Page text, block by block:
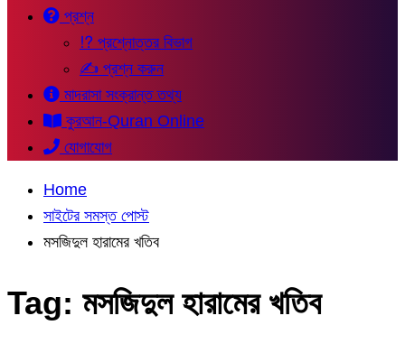
প্রশ্ন
⁉ প্রশ্নোত্তর বিভাগ
✍ প্রশ্ন করুন
মাদরাসা সংক্রান্ত তথ্য
কুরআন-Quran Online
যোগাযোগ
Home
সাইটের সমস্ত পোস্ট
মসজিদুল হারামের খতিব
Tag: মসজিদুল হারামের খতিব